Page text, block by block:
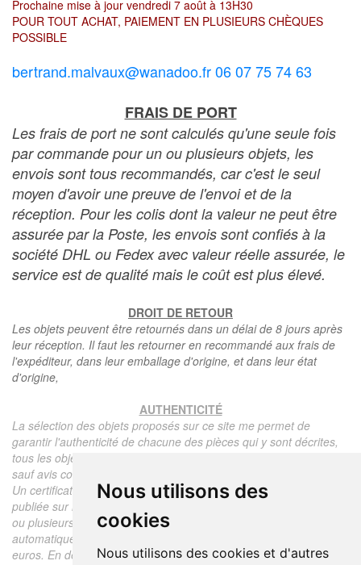
Nous utilisons des
cookies
Nous utilisons des cookies et d'autres
Prochaine mise à jour vendredi 7 août à 13H30
POUR TOUT ACHAT, PAIEMENT EN PLUSIEURS CHÈQUES
POSSIBLE
bertrand.malvaux@wanadoo.fr 06 07 75 74 63
FRAIS DE PORT
Les frais de port ne sont calculés qu'une seule fois
par commande pour un ou plusieurs objets, les
envois sont tous recommandés, car c'est le seul
moyen d'avoir une preuve de l'envoi et de la
réception. Pour les colis dont la valeur ne peut être
assurée par la Poste, les envois sont confiés à la
société DHL ou Fedex avec valeur réelle assurée, le
service est de qualité mais le coût est plus élevé.
DROIT DE RETOUR
Les objets peuvent être retournés dans un délai de 8 jours après
leur réception. Il faut les retourner en recommandé aux frais de
l'expéditeur, dans leur emballage d'origine, et dans leur état
d'origine,
AUTHENTICITÉ
La sélection des objets proposés sur ce site me permet de
garantir l'authenticité de chacune des pièces qui y sont décrites,
tous les objets proposés sont garantis d'époque et authentiques,
sauf avis contraire ou restriction dans la description.
Un certificat d'authenticité de l'objet reprenant la description
publiée sur le site, l'époque, le prix de vente, accompagné d'une
ou plusieurs photographies en couleurs est communiqué
automatiquement pour tout objet dont le prix est supérieur à 130
euros. En dessous de ce prix chaque certificat est facturé 5